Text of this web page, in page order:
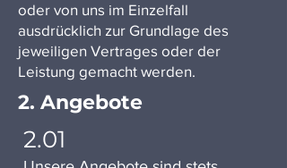
oder von uns im Einzelfall
ausdrücklich zur Grundlage des
jeweiligen Vertrages oder der
Leistung gemacht werden.
2. Angebote
2.01